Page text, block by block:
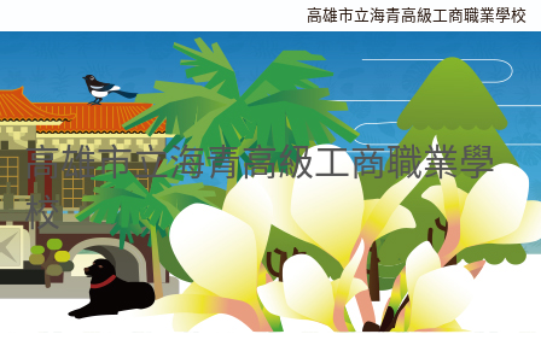
高雄市立海青高級工商職業學校
高雄市立海青高級工商職業學
校